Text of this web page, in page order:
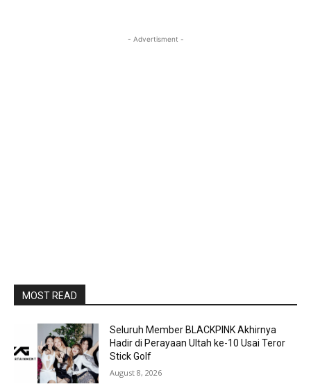
- Advertisment -
MOST READ
Seluruh Member BLACKPINK Akhirnya
Hadir di Perayaan Ultah ke-10 Usai Teror
Stick Golf
August 8, 2026